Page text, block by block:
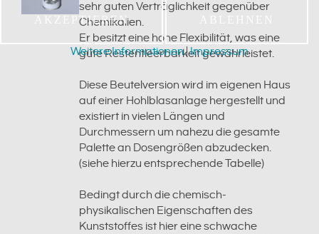
sehr guten Verträglichkeit gegenüber
Chemikalien.
Er besitzt eine hohe Flexibilität, was eine
gute Restentleerbarkeit gewährleistet.
Diese Beutelversion wird im eigenen Haus
auf einer Hohlblasanlage hergestellt und
existiert in vielen Längen und
Durchmessern um nahezu die gesamte
Palette an Dosengrößen abzudecken.
(siehe hierzu entsprechende Tabelle)
Bedingt durch die chemisch-
physikalischen Eigenschaften des
Kunststoffes ist hier eine schwache
AKZEPTIEREN ABLEHNEN
Weitere Informationen|Impressum